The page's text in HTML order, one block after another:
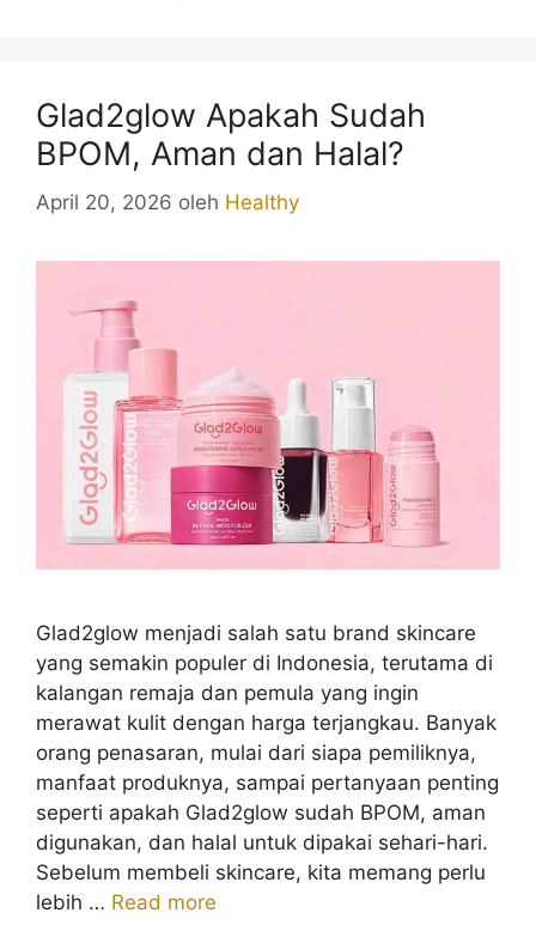
Glad2glow Apakah Sudah
BPOM, Aman dan Halal?
April 20, 2026 oleh Healthy
Glad2glow menjadi salah satu brand skincare
yang semakin populer di Indonesia, terutama di
kalangan remaja dan pemula yang ingin
merawat kulit dengan harga terjangkau. Banyak
orang penasaran, mulai dari siapa pemiliknya,
manfaat produknya, sampai pertanyaan penting
seperti apakah Glad2glow sudah BPOM, aman
digunakan, dan halal untuk dipakai sehari-hari.
Sebelum membeli skincare, kita memang perlu
lebih … Read more